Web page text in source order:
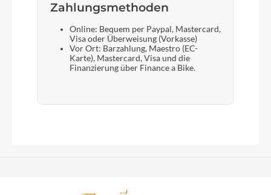
Zahlungsmethoden
Online: Bequem per Paypal, Mastercard,
Visa oder Überweisung (Vorkasse)
Vor Ort: Barzahlung, Maestro (EC-
Karte), Mastercard, Visa und die
Finanzierung über Finance a Bike.